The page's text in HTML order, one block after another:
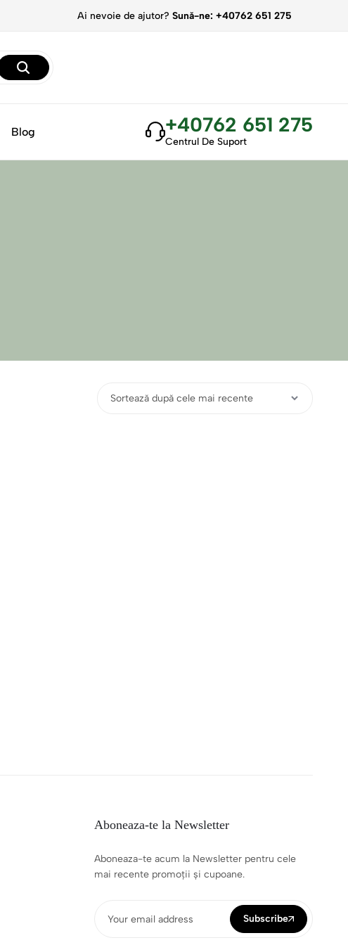
Ai nevoie de ajutor?Sună-ne: +40762 651 275
Blog +40762 651 275
Centrul De Suport
Aboneaza-te la Newsletter
Aboneaza-te acum la Newsletter pentru cele
mai recente promoții și cupoane.
Subscribe